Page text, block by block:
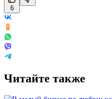
6
Читайте также